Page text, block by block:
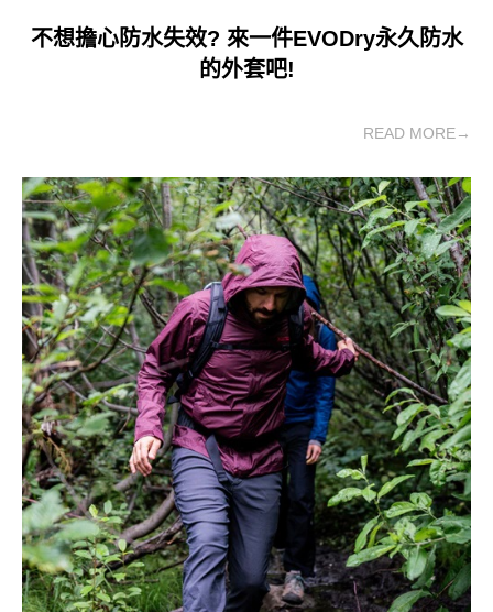
不想擔心防水失效? 來一件EVODry永久防水
的外套吧!
READ MORE→